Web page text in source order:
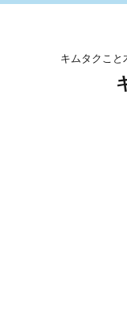
キムタクこと